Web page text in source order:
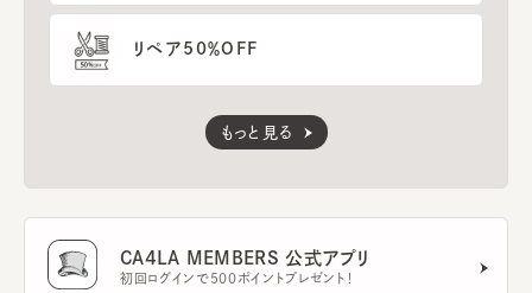
リペア50％OFF
もっと見る
CA4LA MEMBERS 公式アプリ
初回ログインで500ポイントプレゼント！